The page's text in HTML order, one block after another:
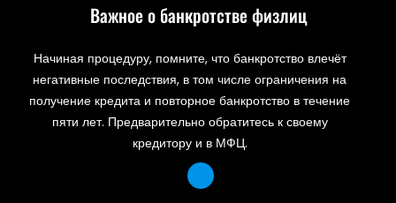
Важное о банкротстве физлиц
Начиная процедуру, помните, что банкротство влечёт
негативные последствия, в том числе ограничения на
получение кредита и повторное банкротство в течение
пяти лет. Предварительно обратитесь к своему
кредитору и в МФЦ.